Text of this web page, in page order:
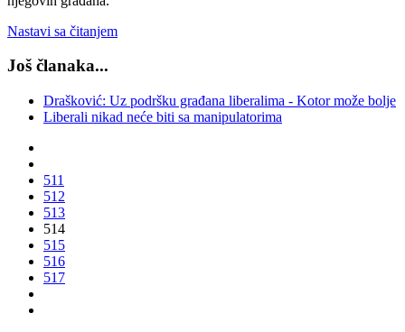
Nastavi sa čitanjem
Još članaka...
Drašković: Uz podršku građana liberalima - Kotor može bolje
Liberali nikad neće biti sa manipulatorima
511
512
513
514
515
516
517